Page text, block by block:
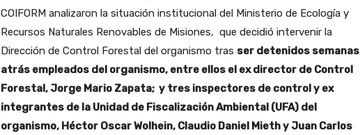
COIFORM analizaron la situación institucional del Ministerio de Ecología y
Recursos Naturales Renovables de Misiones, que decidió intervenir la
Dirección de Control Forestal del organismo tras ser detenidos semanas
atrás empleados del organismo, entre ellos el ex director de Control
Forestal, Jorge Mario Zapata; y tres inspectores de control y ex
integrantes de la Unidad de Fiscalización Ambiental (UFA) del
organismo, Héctor Oscar Wolhein, Claudio Daniel Mieth y Juan Carlos